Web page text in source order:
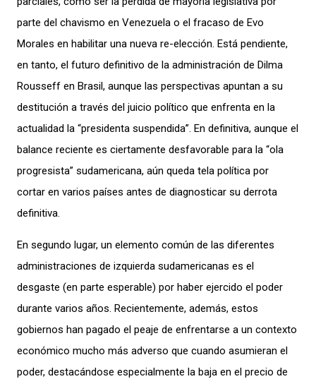
parte del chavismo en Venezuela o el fracaso de Evo
Morales en habilitar una nueva re-elección. Está pendiente,
en tanto, el futuro definitivo de la administración de Dilma
Rousseff en Brasil, aunque las perspectivas apuntan a su
destitución a través del juicio político que enfrenta en la
actualidad la “presidenta suspendida”. En definitiva, aunque el
balance reciente es ciertamente desfavorable para la “ola
progresista” sudamericana, aún queda tela política por
cortar en varios países antes de diagnosticar su derrota
definitiva.
En segundo lugar, un elemento común de las diferentes
administraciones de izquierda sudamericanas es el
desgaste (en parte esperable) por haber ejercido el poder
durante varios años. Recientemente, además, estos
gobiernos han pagado el peaje de enfrentarse a un contexto
económico mucho más adverso que cuando asumieran el
poder, destacándose especialmente la baja en el precio de